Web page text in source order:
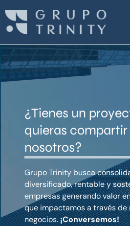
contenido
¿Tienes un
quieras
nosotros?
Grupo Trinity busca
diversificado, rentable y
empresas generando valor
que impactamos a través de
negocios.¡Conversemos!